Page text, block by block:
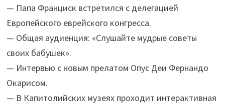
— Папа Франциск встретился с делегацией
Европейского еврейского конгресса.
— Общая аудиенция: «Слушайте мудрые советы
своих бабушек».
— Интервью с новым прелатом Опус Деи Фернандо
Окарисом.
— В Капитолийских музеях проходит интерактивная